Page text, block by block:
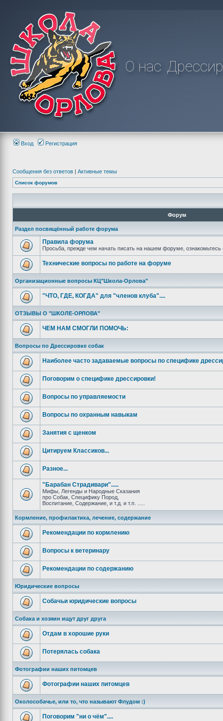
О нас
Вход Регистрация
Сообщения без ответов | Активные темы
Список форумов
Форум
Раздел посвящённый работе форума
Правила форума
Просьба, прежде чем начать писать на нашем форуме,
Технические вопросы по работе на форуме
Организационные вопросы КЦ"Школа-Орлова"
"ЧТО, ГДЕ, КОГДА" для "членов клуба"....
ОТЗЫВЫ О "ШКОЛЕ-ОРЛОВА"
ЧЕМ НАМ СМОГЛИ ПОМОЧЬ:
Вопросы по Дрессировке собак
Наиболее часто задаваемые вопросы по специфике
Поговорим о специфике дрессировки!
Вопросы по управляемости
Вопросы по охранным навыкам
Занятия с щенком
Цитируем Классиков...
Разное...
"Барабан Страдивари".....
Мифы, Легенды и Народные Сказания
про Собак, Специфику Пород,
Воспитание, Содержание, и т.д. и т.п. .....
Кормление, профилактика, лечение, содержание
Рекомендации по кормлению
Вопросы к ветеринару
Рекомендации по содержанию
Юридические вопросы
Собачьи юридические вопросы
Собака и хозяин ищут друг друга
Отдам в хорошие руки
Потерялась собака
Фотографии наших питомцев
Фотографии наших питомцев
Околособачье, или то, что называют Флудом :)
Поговорим "ни о чём"....